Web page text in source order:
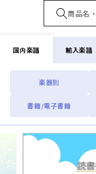
国内楽譜
楽器別
書籍/電子書籍
輸入楽譜